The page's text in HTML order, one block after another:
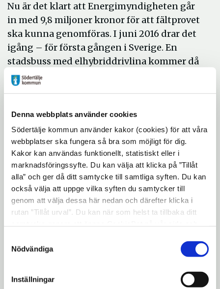
Denna webbplats använder cookies
Södertälje kommun använder kakor (cookies) för att våra
webbplatser ska fungera så bra som möjligt för dig.
Kakor kan användas funktionellt, statistiskt eller i
marknadsföringssyfte. Du kan välja att klicka på ”Tillåt
alla” och ger då ditt samtycke till samtliga syften. Du kan
också välja att uppge vilka syften du samtycker till
genom att välja dessa här nedan och därefter klicka i
rutan ”Tillåt urval”. Du kan när som helst ta tillbaka ditt
"Visa detaljer" kan du läsa om hur kakorna används och
hur vi och våra leverantörer inhämtar och behandlar
Nödvändiga
Inställningar
Nu är det klart att Energimyndigheten går
in med 9,8 miljoner kronor för att fältprovet
ska kunna genomföras. I juni 2016 drar det
igång – för första gången i Sverige. En
stadsbuss med elhybriddrivlina kommer då
att gå i linjetrafik Södertälje.
konstaterar att Södertälje blir först i landet
med detta. Att Södertäljeborna kommer få
vara del av denna tekniska utveckling
känns både stort och naturligt, säger Boel
Godner, kommunstyrelsens ordförande.
Tekniken kallas för induktiv laddning, som
innebär att fordonet trådlöst tar upp energi
från vägbanan, och har aldrig tidigare
hållplatserna ska det finnas en laddstation
där bussen på sex-sju minuter kan fylla på
klara hela linjesträckningen. Ett samarbete